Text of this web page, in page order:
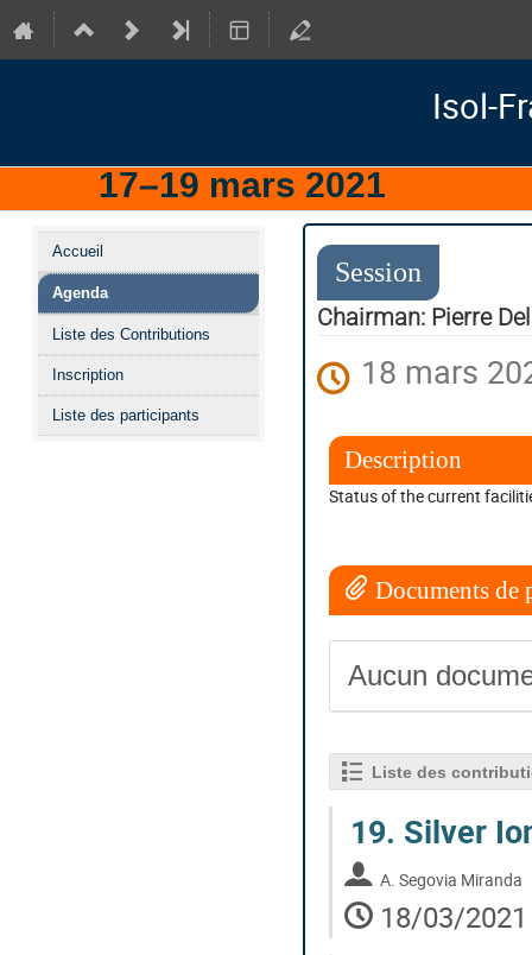
Isol-
17–19 mars 2021
Menu
de
l'événement
Accueil
Agenda
Liste des Contributions
Inscription
Liste des participants
Session
Chairman: Pierre
18 mars
Description
Status of the current
Documents de
Aucun
Liste des
19. Silver
A. Segovia Miranda
18/03/